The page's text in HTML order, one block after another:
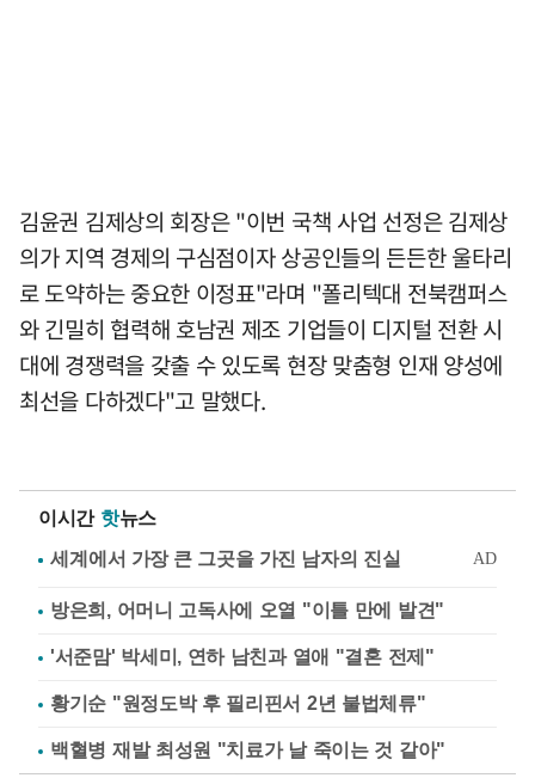
김윤권 김제상의 회장은 "이번 국책 사업 선정은 김제상
의가 지역 경제의 구심점이자 상공인들의 든든한 울타리
로 도약하는 중요한 이정표"라며 "폴리텍대 전북캠퍼스
와 긴밀히 협력해 호남권 제조 기업들이 디지털 전환 시
대에 경쟁력을 갖출 수 있도록 현장 맞춤형 인재 양성에
최선을 다하겠다"고 말했다.
이시간 핫뉴스
방은희, 어머니 고독사에 오열 "이틀 만에 발견"
'서준맘' 박세미, 연하 남친과 열애 "결혼 전제"
황기순 "원정도박 후 필리핀서 2년 불법체류"
백혈병 재발 최성원 "치료가 날 죽이는 것 같아"